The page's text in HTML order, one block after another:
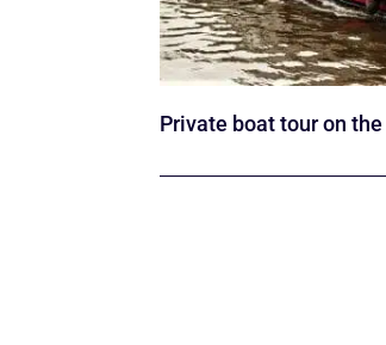
Private boat tour on